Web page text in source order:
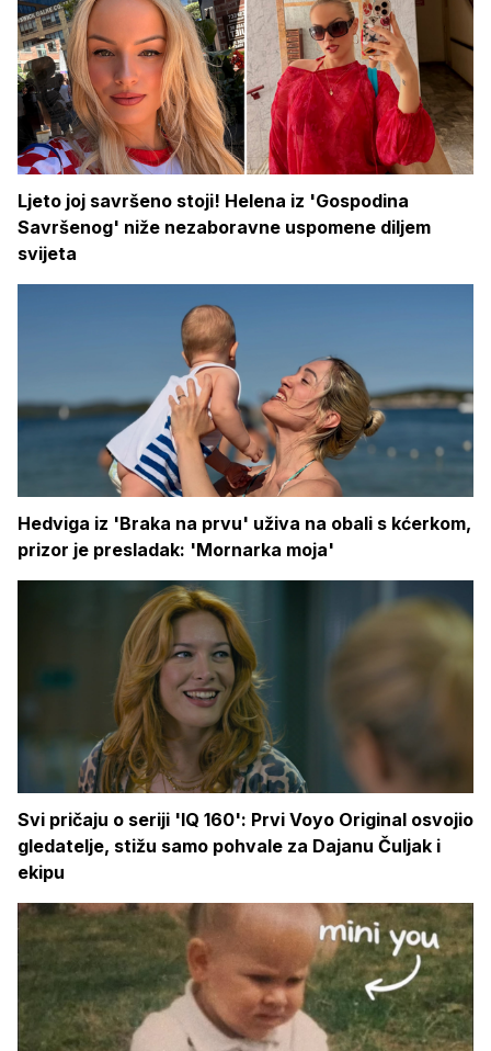
Ljeto joj savršeno stoji! Helena iz 'Gospodina
Savršenog' niže nezaboravne uspomene diljem
svijeta
Hedviga iz 'Braka na prvu' uživa na obali s kćerkom,
prizor je presladak: 'Mornarka moja'
Svi pričaju o seriji 'IQ 160': Prvi Voyo Original osvojio
gledatelje, stižu samo pohvale za Dajanu Čuljak i
ekipu